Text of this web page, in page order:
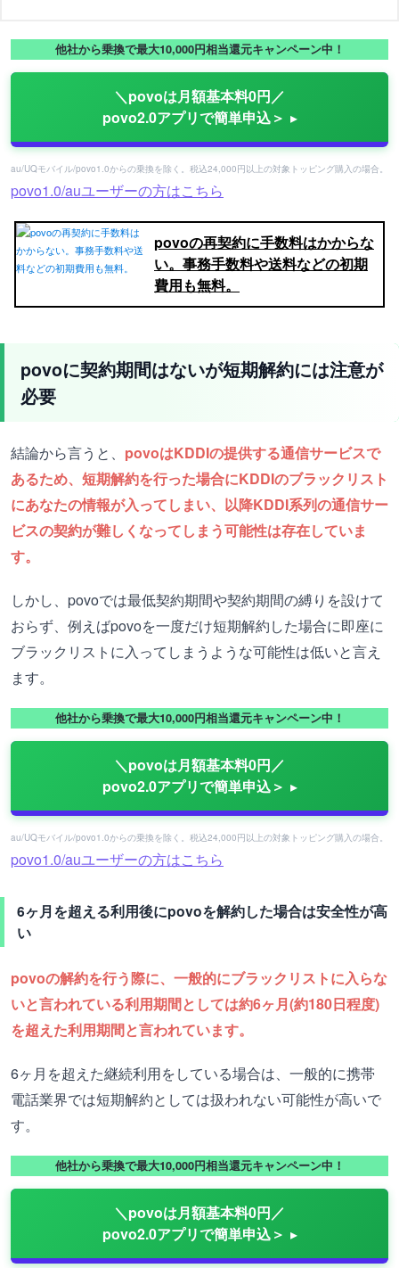
他社から乗換で最大10,000円相当還元キャンペーン中！
＼povoは月額基本料0円／
povo2.0アプリで簡単申込＞
au/UQモバイル/povo1.0からの乗換を除く。税込24,000円以上の対象トッピング購入の場合。
povo1.0/auユーザーの方はこちら
povoの再契約に手数料はかからな
い。事務手数料や送料などの初期
費用も無料。
povoに契約期間はないが短期解約には注意が
必要
結論から言うと、 povoはKDDIの提供する通信サービスで
あるため、短期解約を行った場合にKDDIのブラックリスト
にあなたの情報が入ってしまい、以降KDDI系列の通信サー
ビスの契約が難しくなってしまう可能性は存在していま
す。
しかし、povoでは最低契約期間や契約期間の縛りを設けて
おらず、例えばpovoを一度だけ短期解約した場合に即座に
ブラックリストに入ってしまうような可能性は低いと言え
ます。
他社から乗換で最大10,000円相当還元キャンペーン中！
＼povoは月額基本料0円／
povo2.0アプリで簡単申込＞
au/UQモバイル/povo1.0からの乗換を除く。税込24,000円以上の対象トッピング購入の場合。
povo1.0/auユーザーの方はこちら
6ヶ月を超える利用後にpovoを解約した場合は安全性が高
い
povoの解約を行う際に、一般的にブラックリストに入らな
いと言われている利用期間としては約6ヶ月(約180日程度)
を超えた利用期間と言われています。
6ヶ月を超えた継続利用をしている場合は、一般的に携帯
電話業界では短期解約としては扱われない可能性が高いで
す。
他社から乗換で最大10,000円相当還元キャンペーン中！
＼povoは月額基本料0円／
povo2.0アプリで簡単申込＞